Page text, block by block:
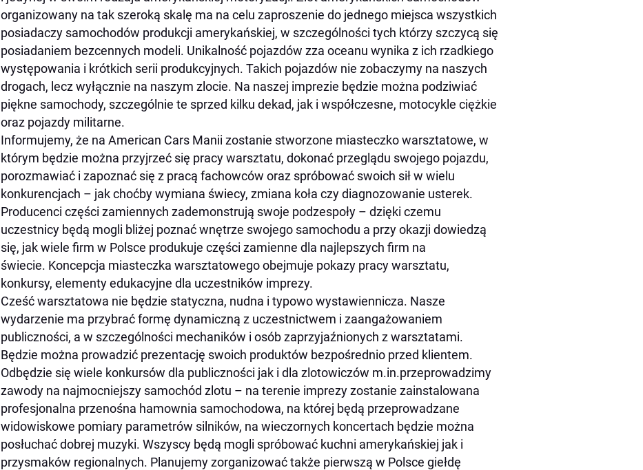
organizowany na tak szeroką skalę ma na celu zaproszenie do jednego miejsca wszystkich
posiadaczy samochodów produkcji amerykańskiej, w szczególności tych którzy szczycą się
posiadaniem bezcennych modeli. Unikalność pojazdów zza oceanu wynika z ich rzadkiego
występowania i krótkich serii produkcyjnych. Takich pojazdów nie zobaczymy na naszych
drogach, lecz wyłącznie na naszym zlocie. Na naszej imprezie będzie można podziwiać
piękne samochody, szczególnie te sprzed kilku dekad, jak i współczesne, motocykle ciężkie
oraz pojazdy militarne.
Informujemy, że na American Cars Manii zostanie stworzone miasteczko warsztatowe, w
którym będzie można przyjrzeć się pracy warsztatu, dokonać przeglądu swojego pojazdu,
porozmawiać i zapoznać się z pracą fachowców oraz spróbować swoich sił w wielu
konkurencjach – jak choćby wymiana świecy, zmiana koła czy diagnozowanie usterek.
Producenci części zamiennych zademonstrują swoje podzespoły – dzięki czemu
uczestnicy będą mogli bliżej poznać wnętrze swojego samochodu a przy okazji dowiedzą
się, jak wiele firm w Polsce produkuje części zamienne dla najlepszych firm na
świecie. Koncepcja miasteczka warsztatowego obejmuje pokazy pracy warsztatu,
konkursy, elementy edukacyjne dla uczestników imprezy.
Cześć warsztatowa nie będzie statyczna, nudna i typowo wystawiennicza. Nasze
wydarzenie ma przybrać formę dynamiczną z uczestnictwem i zaangażowaniem
publiczności, a w szczególności mechaników i osób zaprzyjaźnionych z warsztatami.
Będzie można prowadzić prezentację swoich produktów bezpośrednio przed klientem.
Odbędzie się wiele konkursów dla publiczności jak i dla zlotowiczów m.in.przeprowadzimy
zawody na najmocniejszy samochód zlotu – na terenie imprezy zostanie zainstalowana
profesjonalna przenośna hamownia samochodowa, na której będą przeprowadzane
widowiskowe pomiary parametrów silników, na wieczornych koncertach będzie można
posłuchać dobrej muzyki. Wszyscy będą mogli spróbować kuchni amerykańskiej jak i
przysmaków regionalnych. Planujemy zorganizować także pierwszą w Polsce giełdę